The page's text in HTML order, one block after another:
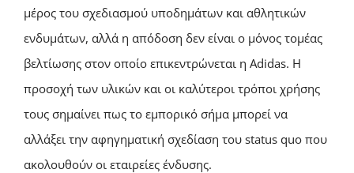
μέρος του σχεδιασμού υποδημάτων και αθλητικών
ενδυμάτων, αλλά η απόδοση δεν είναι ο μόνος τομέας
βελτίωσης στον οποίο επικεντρώνεται η Adidas. Η
προσοχή των υλικών και οι καλύτεροι τρόποι χρήσης
τους σημαίνει πως το εμπορικό σήμα μπορεί να
αλλάξει την αφηγηματική σχεδίαση του status quo που
ακολουθούν οι εταιρείες ένδυσης.